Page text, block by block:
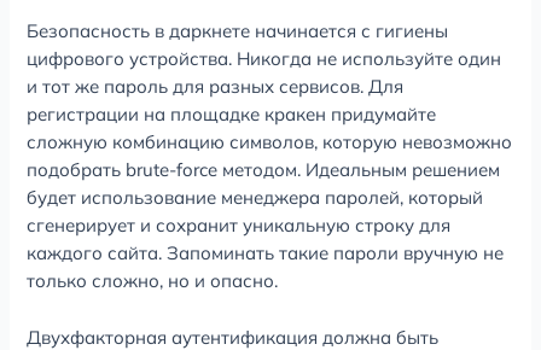
Безопасность в даркнете начинается с гигиены
цифрового устройства. Никогда не используйте один
и тот же пароль для разных сервисов. Для
регистрации на площадке кракен придумайте
сложную комбинацию символов, которую невозможно
подобрать brute-force методом. Идеальным решением
будет использование менеджера паролей, который
сгенерирует и сохранит уникальную строку для
каждого сайта. Запоминать такие пароли вручную не
только сложно, но и опасно.
Двухфакторная аутентификация должна быть